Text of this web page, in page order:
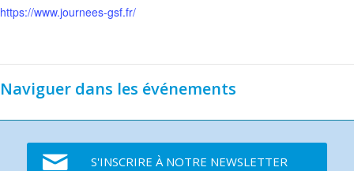
https://www.journees-gsf.fr/
Naviguer dans les événements
S'INSCRIRE À NOTRE NEWSLETTER